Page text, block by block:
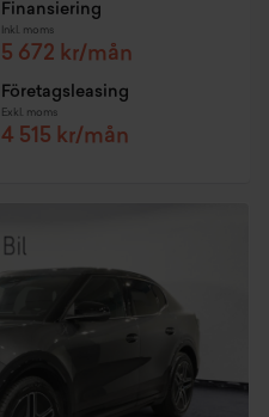
Finansiering
Inkl. moms
5 672 kr/mån
Företagsleasing
Exkl. moms
4 515 kr/mån